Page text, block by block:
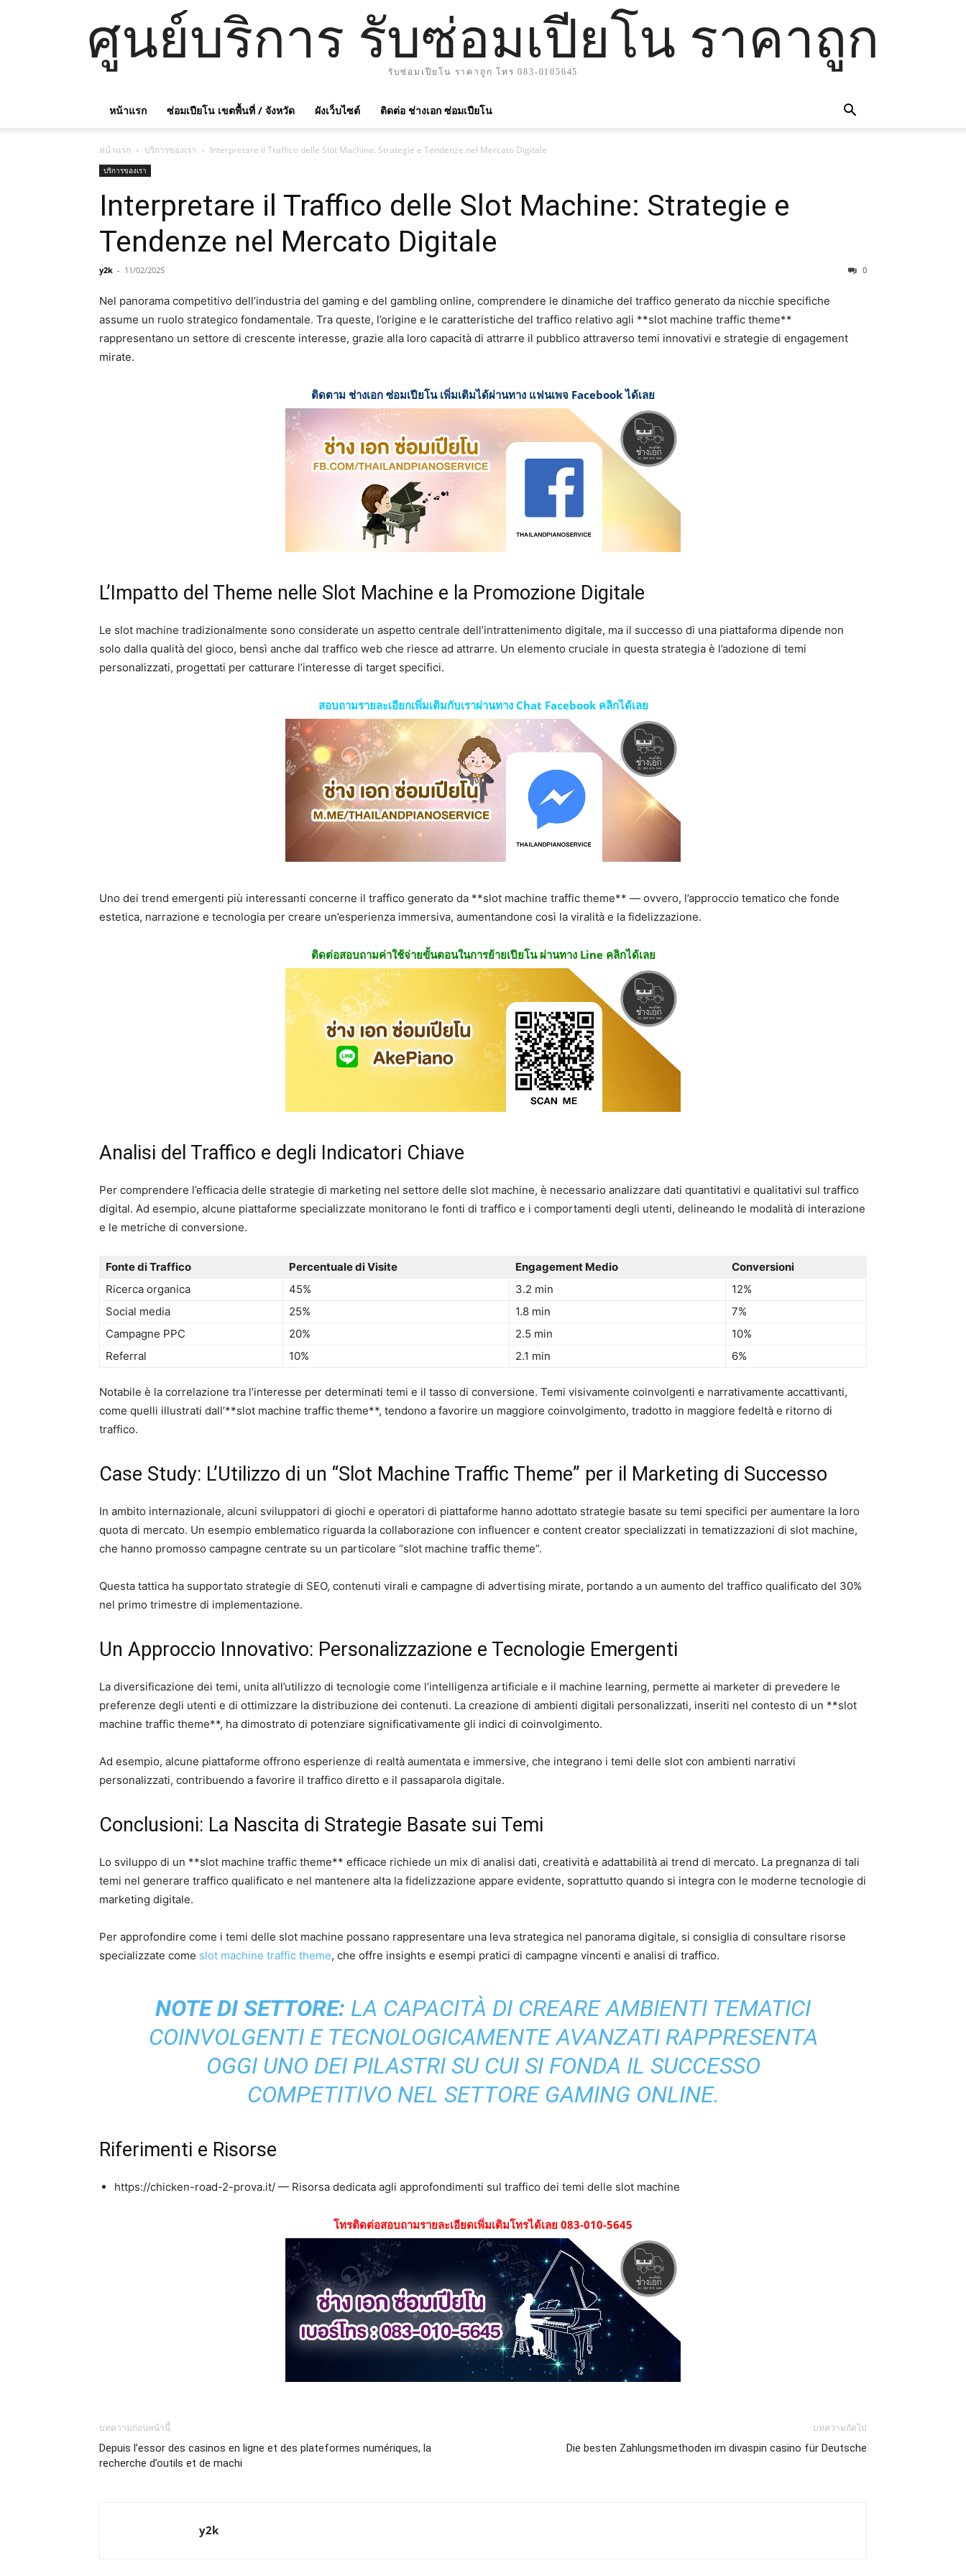
ศูนย์บริการ รับซ่อมเปียโน ราคาถูก
รับซ่อมเปียโน ราคาถูก โทร 083-0105645
หน้าแรก ซ่อมเปียโน เขตพื้นที่ / จังหวัด ผังเว็บไซต์ ติดต่อ ช่างเอก ซ่อมเปียโน
หน้าแรก บริการของเรา Interpretare il Traffico delle Slot Machine: Strategie e Tendenze nel Mercato Digitale
บริการของเรา
Interpretare il Traffico delle Slot Machine: Strategie e
Tendenze nel Mercato Digitale
y2k - 11/02/2025 0
Nel panorama competitivo dell’industria del gaming e del gambling online, comprendere le dinamiche del traffico generato da nicchie specifiche
assume un ruolo strategico fondamentale. Tra queste, l’origine e le caratteristiche del traffico relativo agli **slot machine traffic theme**
rappresentano un settore di crescente interesse, grazie alla loro capacità di attrarre il pubblico attraverso temi innovativi e strategie di engagement
mirate.
ติดตาม ช่างเอก ซ่อมเปียโน เพิ่มเติมได้ผ่านทาง แฟนเพจ Facebook ได้เลย
L’Impatto del Theme nelle Slot Machine e la Promozione Digitale
Le slot machine tradizionalmente sono considerate un aspetto centrale dell’intrattenimento digitale, ma il successo di una piattaforma dipende non
solo dalla qualità del gioco, bensì anche dal traffico web che riesce ad attrarre. Un elemento cruciale in questa strategia è l’adozione di temi
personalizzati, progettati per catturare l’interesse di target specifici.
สอบถามรายละเอียกเพิ่มเติมกับเราผ่านทาง Chat Facebook คลิกได้เลย
Uno dei trend emergenti più interessanti concerne il traffico generato da **slot machine traffic theme** — ovvero, l’approccio tematico che fonde
estetica, narrazione e tecnologia per creare un’esperienza immersiva, aumentandone così la viralità e la fidelizzazione.
ติดต่อสอบถามค่าใช้จ่ายขั้นตอนในการย้ายเปียโน ผ่านทาง Line คลิกได้เลย
Analisi del Traffico e degli Indicatori Chiave
Per comprendere l’efficacia delle strategie di marketing nel settore delle slot machine, è necessario analizzare dati quantitativi e qualitativi sul traffico
digital. Ad esempio, alcune piattaforme specializzate monitorano le fonti di traffico e i comportamenti degli utenti, delineando le modalità di interazione
e le metriche di conversione.
Fonte di Traffico Percentuale di Visite Engagement Medio
Conversioni
Ricerca organica
45% 3.2 min
12%
Social media
25% 1.8 min
7%
Campagne PPC
20% 2.5 min
10%
Referral
10% 2.1 min 6%
Notabile è la correlazione tra l’interesse per determinati temi e il tasso di conversione. Temi visivamente coinvolgenti e narrativamente accattivanti,
come quelli illustrati dall’**slot machine traffic theme**, tendono a favorire un maggiore coinvolgimento, tradotto in maggiore fedeltà e ritorno di
traffico.
Case Study: L’Utilizzo di un “Slot Machine Traffic Theme” per il Marketing di Successo
In ambito internazionale, alcuni sviluppatori di giochi e operatori di piattaforme hanno adottato strategie basate su temi specifici per aumentare la loro
quota di mercato. Un esempio emblematico riguarda la collaborazione con influencer e content creator specializzati in tematizzazioni di slot machine,
che hanno promosso campagne centrate su un particolare “slot machine traffic theme”.
Questa tattica ha supportato strategie di SEO, contenuti virali e campagne di advertising mirate, portando a un aumento del traffico qualificato del 30%
nel primo trimestre di implementazione.
Un Approccio Innovativo: Personalizzazione e Tecnologie Emergenti
La diversificazione dei temi, unita all’utilizzo di tecnologie come l’intelligenza artificiale e il machine learning, permette ai marketer di prevedere le
preferenze degli utenti e di ottimizzare la distribuzione dei contenuti. La creazione di ambienti digitali personalizzati, inseriti nel contesto di un **slot
machine traffic theme**, ha dimostrato di potenziare significativamente gli indici di coinvolgimento.
Ad esempio, alcune piattaforme offrono esperienze di realtà aumentata e immersive, che integrano i temi delle slot con ambienti narrativi
personalizzati, contribuendo a favorire il traffico diretto e il passaparola digitale.
Conclusioni: La Nascita di Strategie Basate sui Temi
Lo sviluppo di un **slot machine traffic theme** efficace richiede un mix di analisi dati, creatività e adattabilità ai trend di mercato. La pregnanza di tali
temi nel generare traffico qualificato e nel mantenere alta la fidelizzazione appare evidente, soprattutto quando si integra con le moderne tecnologie di
marketing digitale.
Per approfondire come i temi delle slot machine possano rappresentare una leva strategica nel panorama digitale, si consiglia di consultare risorse
specializzate come slot machine traffic theme, che offre insights e esempi pratici di campagne vincenti e analisi di traffico.
NOTE DI SETTORE: LA CAPACITÀ DI CREARE AMBIENTI TEMATICI
COINVOLGENTI E TECNOLOGICAMENTE AVANZATI RAPPRESENTA
OGGI UNO DEI PILASTRI SU CUI SI FONDA IL SUCCESSO
COMPETITIVO NEL SETTORE GAMING ONLINE.
Riferimenti e Risorse
https://chicken-road-2-prova.it/ — Risorsa dedicata agli approfondimenti sul traffico dei temi delle slot machine
โทรติดต่อสอบถามรายละเอียดเพิ่มเติมโทรได้เลย 083-010-5645
บทความก่อนหน้านี้
Depuis l’essor des casinos en ligne et des plateformes numériques, la
recherche d’outils et de machi
บทความถัดไป
Die besten Zahlungsmethoden im divaspin casino für Deutsche
y2k